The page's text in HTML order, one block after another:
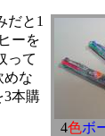
4色ボ
だと1
ーを
って
めな
3本購